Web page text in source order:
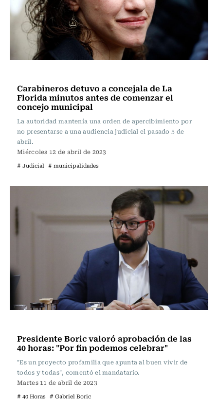
Carabineros detuvo a concejala de La
Florida minutos antes de comenzar el
concejo municipal
La autoridad mantenía una orden de apercibimiento por
no presentarse a una audiencia judicial el pasado 5 de
abril.
Miércoles 12 de abril de 2023
# Judicial # municipalidades
Presidente Boric valoró aprobación de las
40 horas: "Por fin podemos celebrar"
"Es un proyecto profamilia que apunta al buen vivir de
todos y todas", comentó el mandatario.
Martes 11 de abril de 2023
# 40 Horas # Gabriel Boric